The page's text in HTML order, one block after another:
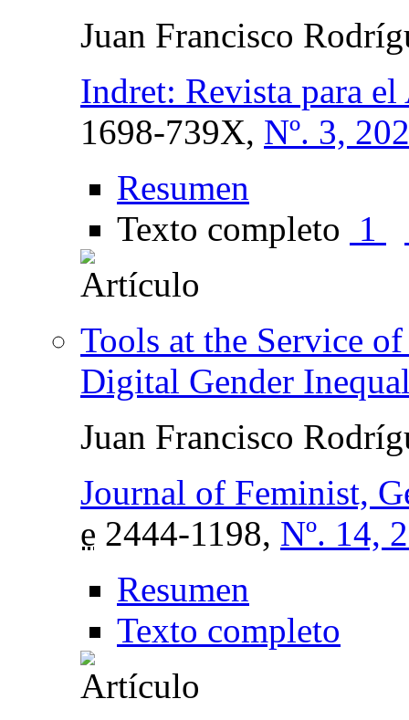
Juan Francisco
Indret: Revista para
1698-739X, Nº. 3,
Resumen
Texto completo 1
Tools at the Service
Digital Gender
Juan Francisco
Journal of Feminist,
e 2444-1198, Nº. 14,
Resumen
Texto completo